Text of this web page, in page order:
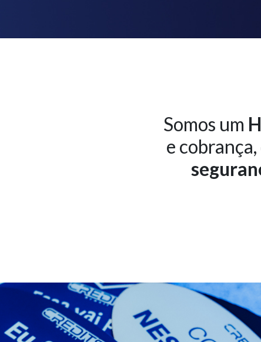
Somos um
e